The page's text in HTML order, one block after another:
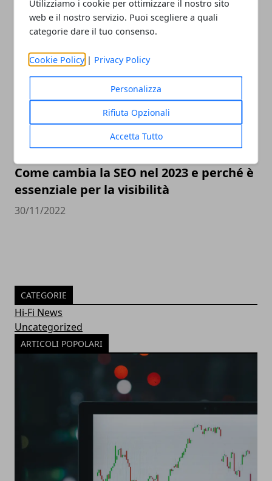
Utilizziamo i cookie per ottimizzare il nostro sito
web e il nostro servizio. Puoi scegliere a quali
categorie dare il tuo consenso.
Cookie Policy | Privacy Policy
Personalizza
Rifiuta Opzionali
Accetta Tutto
Valutazione orologi Rolex online, come
scegliere il miglior compro Rolex online
Come cambia la SEO nel 2023 e perché è
essenziale per la visibilità
30/11/2022
CATEGORIE
Hi-Fi News
Uncategorized
ARTICOLI POPOLARI